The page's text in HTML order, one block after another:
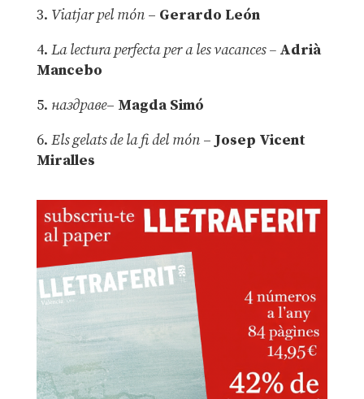
3. Viatjar pel món – Gerardo León
4. La lectura perfecta per a les vacances –Adrià
Mancebo
5. наздраве– Magda Simó
6. Els gelats de la fi del món – Josep Vicent
Miralles